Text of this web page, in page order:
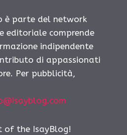
è parte del network
editoriale comprende
indipendente
di appassionati
Per pubblicità,
of the IsayBlog!